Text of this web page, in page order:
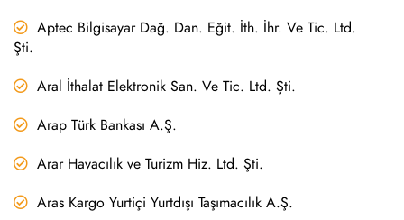
Aptec Bilgisayar Dağ. Dan. Eğit. İth. İhr. Ve Tic. Ltd.
Şti.
Aral İthalat Elektronik San. Ve Tic. Ltd. Şti.
Arap Türk Bankası A.Ş.
Arar Havacılık ve Turizm Hiz. Ltd. Şti.
Aras Kargo Yurtiçi Yurtdışı Taşımacılık A.Ş.